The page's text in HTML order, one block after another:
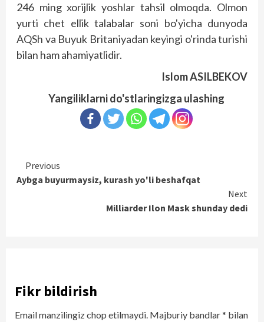
246 ming xorijlik yoshlar tahsil olmoqda. Olmon
yurti chet ellik talabalar soni bo'yicha dunyoda
AQSh va Buyuk Britaniyadan keyingi o'rinda turishi
bilan ham ahamiyatlidir.
Islom ASILBEKOV
Yangiliklarni do'stlaringizga ulashing
Continue
Reading
Previous
Aybga buyurmaysiz, kurash yo'li beshafqat
Next
Milliarder Ilon Mask shunday dedi
Fikr bildirish
Email manzilingiz chop etilmaydi. Majburiy bandlar* bilan